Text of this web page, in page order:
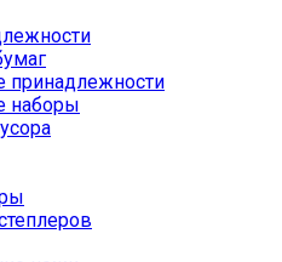
принадлежности
наборы